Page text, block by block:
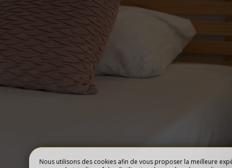
Nous utilisons des cookies afin de vous proposer la meilleure